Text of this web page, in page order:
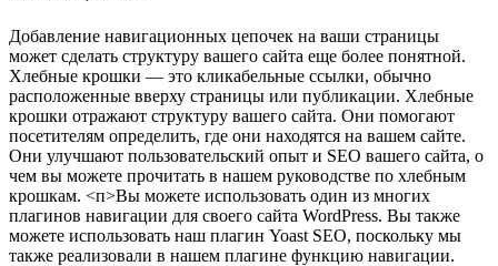
Добавление навигационных цепочек на ваши страницы
может сделать структуру вашего сайта еще более понятной.
Хлебные крошки — это кликабельные ссылки, обычно
расположенные вверху страницы или публикации. Хлебные
крошки отражают структуру вашего сайта. Они помогают
посетителям определить, где они находятся на вашем сайте.
Они улучшают пользовательский опыт и SEO вашего сайта, о
чем вы можете прочитать в нашем руководстве по хлебным
крошкам. <п>Вы можете использовать один из многих
плагинов навигации для своего сайта WordPress. Вы также
можете использовать наш плагин Yoast SEO, поскольку мы
также реализовали в нашем плагине функцию навигации.